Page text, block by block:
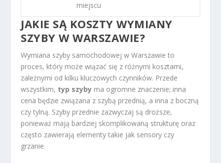
miejscu
JAKIE SĄ KOSZTY WYMIANY
SZYBY W WARSZAWIE?
Wymiana szyby samochodowej w Warszawie to
proces, który może wiązać się z różnymi kosztami,
zależnymi od kilku kluczowych czynników. Przede
wszystkim, typ szyby ma ogromne znaczenie; inna
cena będzie związana z szybą przednią, a inna z boczną
czy tylną. Szyby przednie zazwyczaj są droższe,
ponieważ mają bardziej skomplikowaną strukturę oraz
często zawierają elementy takie jak sensory czy
grzanie.